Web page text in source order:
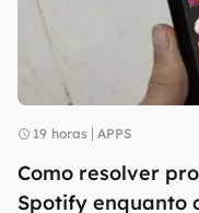
19 horas APPS
Como resolver
Spotify enquanto